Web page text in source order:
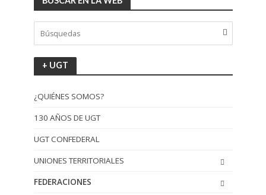
+ UGT
¿QUIÉNES SOMOS?
130 AÑOS DE UGT
UGT CONFEDERAL
UNIONES TERRITORIALES
FEDERACIONES